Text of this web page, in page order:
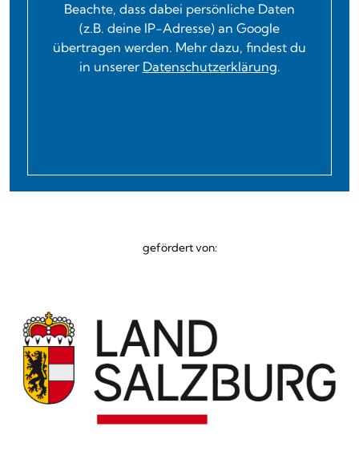
Beachte, dass dabei persönliche Daten
(z.B. deine IP-Adresse) an Google
übertragen werden. Mehr dazu, findest du
in unserer Datenschutzerklärung.
gefördert von: